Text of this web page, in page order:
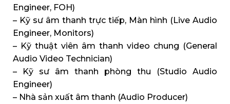
Engineer, FOH)
– Kỹ sư âm thanh trực tiếp, Màn hình (Live Audio
Engineer, Monitors)
– Kỹ thuật viên âm thanh video chung (General
Audio Video Technician)
– Kỹ sư âm thanh phòng thu (Studio Audio
Engineer)
– Nhà sản xuất âm thanh (Audio Producer)